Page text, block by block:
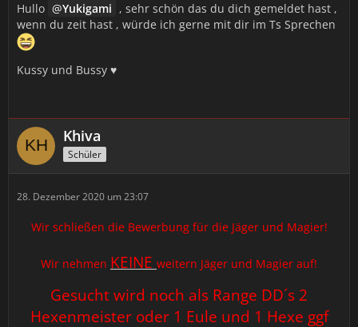
Hullo Yukigami , sehr schön das du dich gemeldet hast ,
wenn du zeit hast , würde ich gerne mit dir im Ts Sprechen
Kussy und Bussy ♥
Khiva
Schüler
28. Dezember 2020 um 23:07
Wir schließen die Bewerbung für die Jäger und Magier!
Wir nehmen KEINE weitern Jäger und Magier auf!
Gesucht wird noch als Range DD´s 2
Hexenmeister oder 1 Eule und 1 Hexe ggf